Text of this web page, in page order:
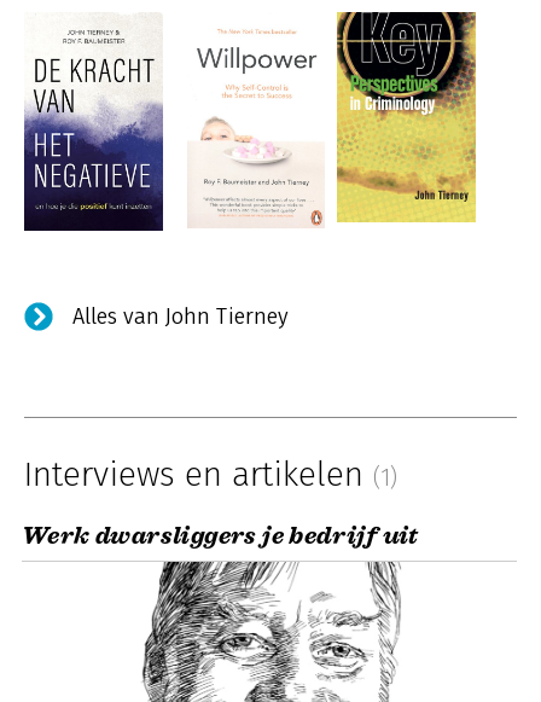
Alles van John Tierney
Interviews en artikelen (1)
Werk dwarsliggers je bedrijf uit